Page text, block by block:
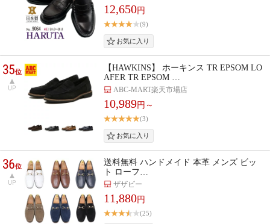
12,650円
(9)
35位
UP
【HAWKINS】 ホーキンス TR EPSOM LO
AFER TR EPSOM …
ABC-MART楽天市場店
10,989円～
(3)
36位
UP
送料無料 ハンドメイド 本革 メンズ ビッ
ト ローフ…
ザザビー
11,880円
(25)